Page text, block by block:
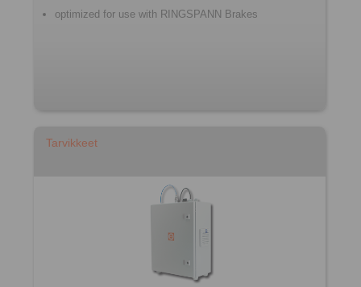
optimized for use with RINGSPANN Brakes
Tarvikkeet